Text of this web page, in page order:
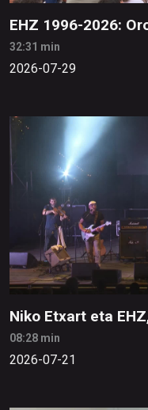
EHZ 1996-2026:
32:31 min
2026-07-29
Niko Etxart eta
08:28 min
2026-07-21